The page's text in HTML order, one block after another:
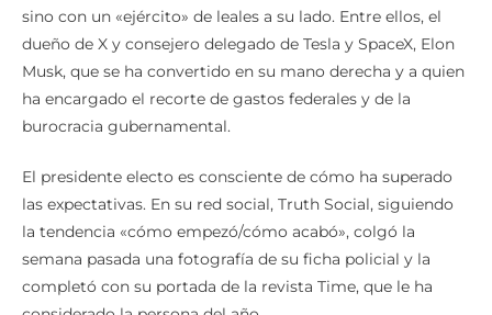
sino con un «ejército» de leales a su lado. Entre ellos, el
dueño de X y consejero delegado de Tesla y SpaceX, Elon
Musk, que se ha convertido en su mano derecha y a quien
ha encargado el recorte de gastos federales y de la
burocracia gubernamental.
El presidente electo es consciente de cómo ha superado
las expectativas. En su red social, Truth Social, siguiendo
la tendencia «cómo empezó/cómo acabó», colgó la
semana pasada una fotografía de su ficha policial y la
completó con su portada de la revista Time, que le ha